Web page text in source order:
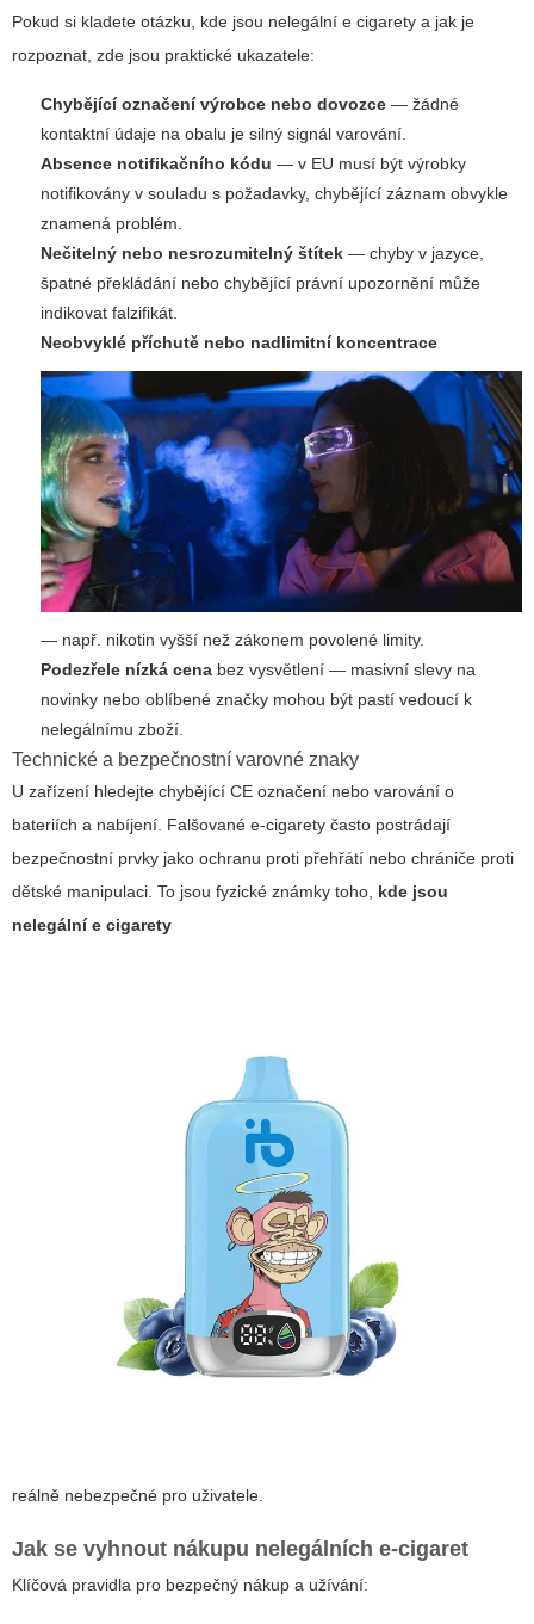
Pokud si kladete otázku, kde jsou nelegální e cigarety a jak je
rozpoznat, zde jsou praktické ukazatele:
Chybějící označení výrobce nebo dovozce — žádné
kontaktní údaje na obalu je silný signál varování.
Absence notifikačního kódu — v EU musí být výrobky
notifikovány v souladu s požadavky, chybějící záznam obvykle
znamená problém.
Nečitelný nebo nesrozumitelný štítek — chyby v jazyce,
špatné překládání nebo chybějící právní upozornění může
indikovat falzifikát.
Neobvyklé příchutě nebo nadlimitní koncentrace
— např. nikotin vyšší než zákonem povolené limity.
Podezřele nízká cena bez vysvětlení — masivní slevy na
novinky nebo oblíbené značky mohou být pastí vedoucí k
nelegálnímu zboží.
Technické a bezpečnostní varovné znaky
U zařízení hledejte chybějící CE označení nebo varování o
bateriích a nabíjení. Falšované e-cigarety často postrádají
bezpečnostní prvky jako ochranu proti přehřátí nebo chrániče proti
dětské manipulaci. To jsou fyzické známky toho, kde jsou
nelegální e cigarety
reálně nebezpečné pro uživatele.
Jak se vyhnout nákupu nelegálních e-cigaret
Klíčová pravidla pro bezpečný nákup a užívání: